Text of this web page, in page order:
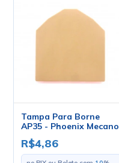
Tampa Para Borne
AP35 - Phoenix Mecano
R$4,86